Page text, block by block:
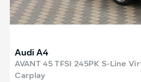
Audi A4
AVANT 45 TFSI 245PK S-Line
Carplay